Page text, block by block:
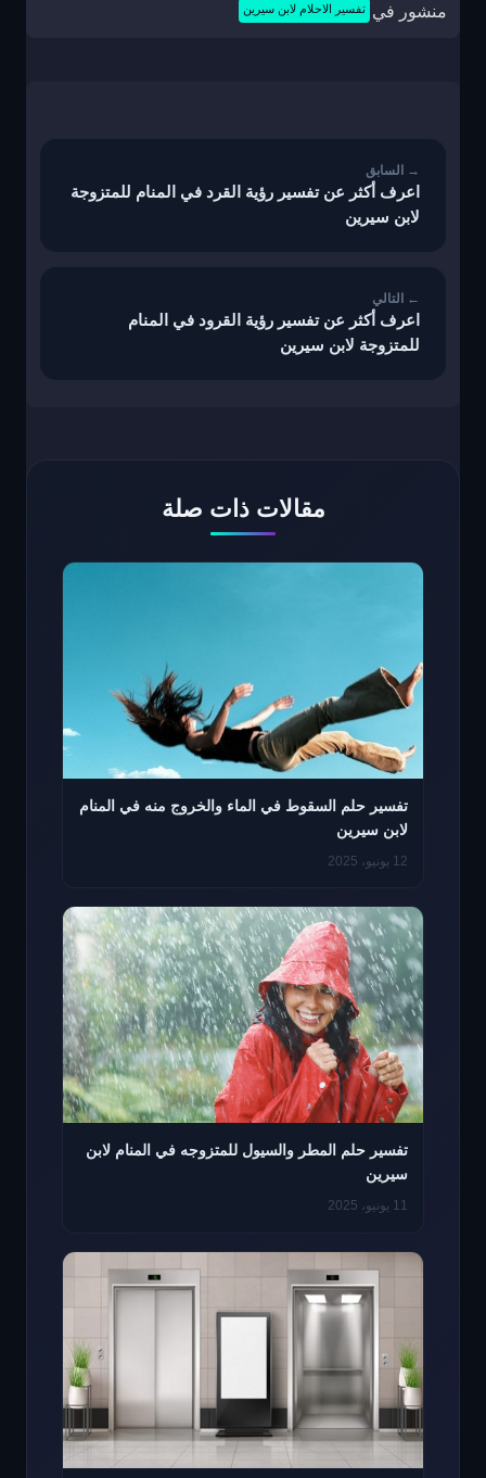
منشور في تفسير الاحلام لابن سيرين
اعرف أكثر عن تفسير رؤية القرد في المنام للمتزوجة
لابن سيرين
اعرف أكثر عن تفسير رؤية القرود في المنام
للمتزوجة لابن سيرين
مقالات ذات صلة
تفسير حلم السقوط في الماء والخروج منه في المنام
لابن سيرين
12 يونيو، 2025
تفسير حلم المطر والسيول للمتزوجه في المنام لابن
سيرين
11 يونيو، 2025